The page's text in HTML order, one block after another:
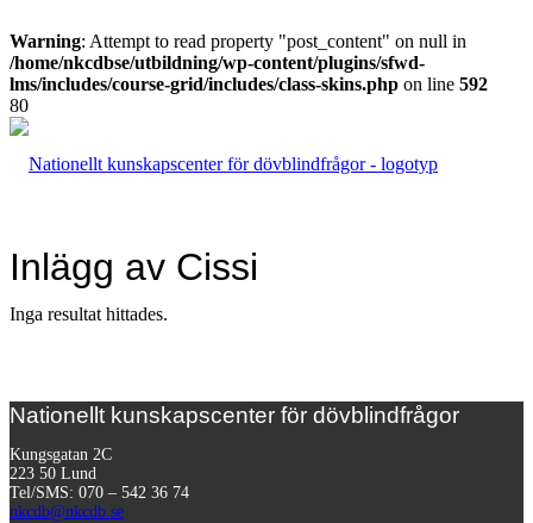
Warning: Attempt to read property "post_content" on null in
/home/nkcdbse/utbildning/wp-content/plugins/sfwd-
lms/includes/course-grid/includes/class-skins.php on line 592
Inlägg av Cissi
Inga resultat hittades.
Nationellt kunskapscenter för dövblindfrågor
Kungsgatan 2C
223 50 Lund
Tel/SMS: 070 – 542 36 74
nkcdb@nkcdb.se